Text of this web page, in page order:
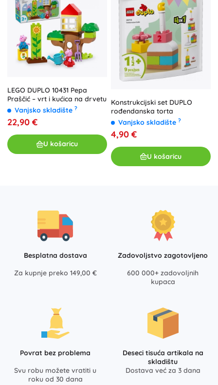
LEGO DUPLO 10431 Pepa
Praščić – vrt i kućica na drvetu
Vanjsko skladište ?
22,90 €
U košaricu
Konstrukcijski set DUPLO
rođendanska torta
Vanjsko skladište ?
4,90 €
U košaricu
Besplatna dostava
Za kupnje preko 149,00 €
Zadovoljstvo zagotovljeno
600 000+ zadovoljnih
kupaca
Povrat bez problema
Svu robu možete vratiti u
roku od 30 dana
Deseci tisuća artikala na
skladištu
Dostava već za 3 dana